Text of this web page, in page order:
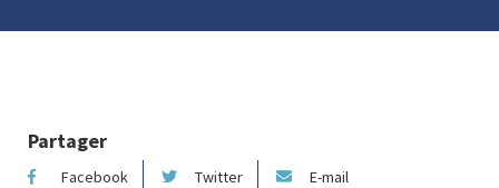
Partager
Facebook Twitter E-mail